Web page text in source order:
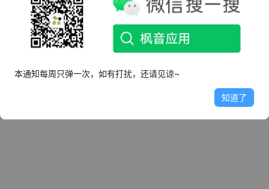
本通知每周只弹一次，如有打扰，还请见谅~
知道了